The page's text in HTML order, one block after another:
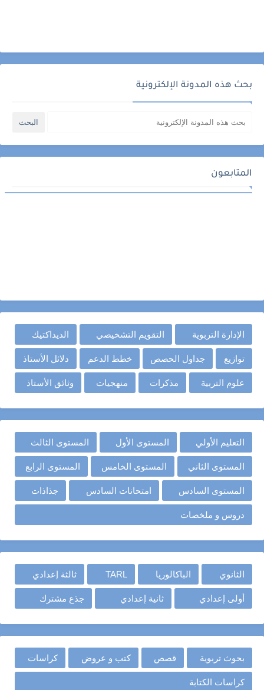
بحث هذه المدونة الإلكترونية
المتابعون
الإدارة التربوية التقويم التشخيصي الديداكتيك
توازيع جداول الحصص خطط الدعم دلائل الأستاذ
علوم التربية مذكرات منهجيات وثائق الأستاذ
التعليم الأولي المستوى الأول المستوى الثالث
المستوى الثاني المستوى الخامس المستوى الرابع
المستوى السادس امتحانات السادس جذاذات
دروس و ملخصات
الثانوي الباكالوريا TARL ثالثة إعدادي
أولى إعدادي ثانية إعدادي جذع مشترك
بحوث تربوية قصص كتب و عروض كراسات
كراسات الكتابة